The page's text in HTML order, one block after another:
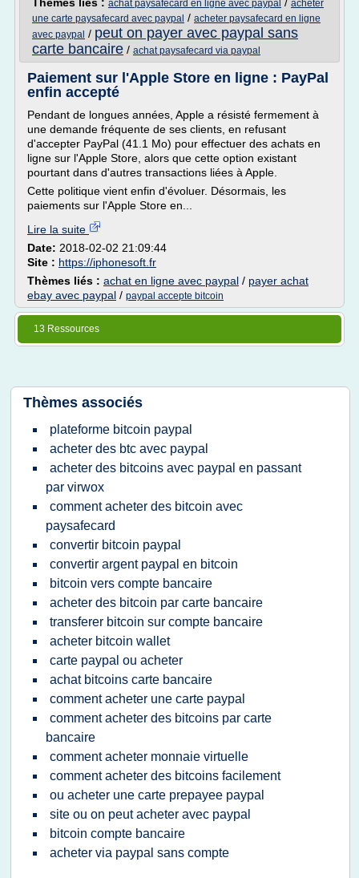
achat paysafecard en ligne avec paypal
acheter
une carte paysafecard avec paypal / acheter paysafecard en ligne
avec paypal / peut on payer avec paypal sans
carte bancaire / achat paysafecard via paypal
Paiement sur l'Apple Store en ligne : PayPal
enfin accepté
Pendant de longues années, Apple a résisté fermement à
une demande fréquente de ses clients, en refusant
d'accepter PayPal (41.1 Mo) pour effectuer des achats en
ligne sur l'Apple Store, alors que cette option existant
pourtant dans d'autres transactions liées à Apple.
Cette politique vient enfin d'évoluer. Désormais, les
paiements sur l'Apple Store en...
Lire la suite
Date: 2018-02-02 21:09:44
Site : https://iphonesoft.fr
Thèmes liés : achat en ligne avec paypal / payer achat
ebay avec paypal / paypal accepte bitcoin
13 Ressources
Thèmes associés
plateforme bitcoin paypal
acheter des btc avec paypal
acheter des bitcoins avec paypal en passant
par virwox
comment acheter des bitcoin avec
paysafecard
convertir bitcoin paypal
convertir argent paypal en bitcoin
bitcoin vers compte bancaire
acheter des bitcoin par carte bancaire
transferer bitcoin sur compte bancaire
acheter bitcoin wallet
carte paypal ou acheter
achat bitcoins carte bancaire
comment acheter une carte paypal
comment acheter des bitcoins par carte
bancaire
comment acheter monnaie virtuelle
comment acheter des bitcoins facilement
ou acheter une carte prepayee paypal
site ou on peut acheter avec paypal
bitcoin compte bancaire
acheter via paypal sans compte